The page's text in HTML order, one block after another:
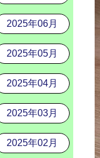
2025年06月
2025年05月
2025年04月
2025年03月
2025年02月